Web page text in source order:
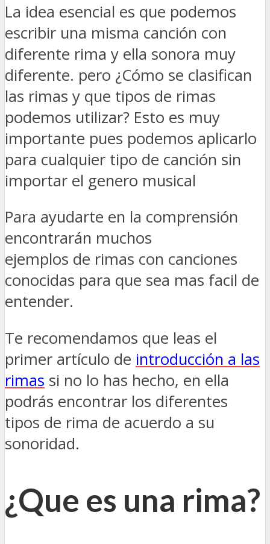
La idea esencial es que podemos
escribir una misma canción con
diferente rima y ella sonora muy
diferente. pero ¿Cómo se clasifican
las rimas y que tipos de rimas
podemos utilizar? Esto es muy
importante pues podemos aplicarlo
para cualquier tipo de canción sin
importar el genero musical
Para ayudarte en la comprensión
encontrarán muchos
ejemplos de rimas con canciones
conocidas para que sea mas facil de
entender.
Te recomendamos que leas el
primer artículo de introducción a las
rimas si no lo has hecho, en ella
podrás encontrar los diferentes
tipos de rima de acuerdo a su
sonoridad.
¿Que es una rima?